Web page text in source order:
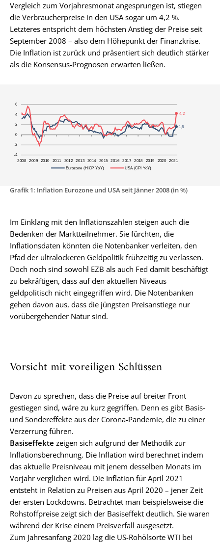
Vergleich zum Vorjahresmonat angesprungen ist, stiegen
die Verbraucherpreise in den USA sogar um 4,2 %.
Letzteres entspricht dem höchsten Anstieg der Preise seit
September 2008 – also dem Höhepunkt der Finanzkrise.
Die Inflation ist zurück und präsentiert sich deutlich stärker
als die Konsensus-Prognosen erwarten ließen.
Grafik 1: Inflation Eurozone und USA seit Jänner 2008 (in %)
Im Einklang mit den Inflationszahlen steigen auch die
Bedenken der Marktteilnehmer. Sie fürchten, die
Inflationsdaten könnten die Notenbanker verleiten, den
Pfad der ultralockeren Geldpolitik frühzeitig zu verlassen.
Doch noch sind sowohl EZB als auch Fed damit beschäftigt
zu bekräftigen, dass auf den aktuellen Niveaus
geldpolitisch nicht eingegriffen wird. Die Notenbanken
gehen davon aus, dass die jüngsten Preisanstiege nur
vorübergehender Natur sind.
Vorsicht mit voreiligen Schlüssen
Davon zu sprechen, dass die Preise auf breiter Front
gestiegen sind, wäre zu kurz gegriffen. Denn es gibt Basis-
und Sondereffekte aus der Corona-Pandemie, die zu einer
Verzerrung führen.
Basiseffekte zeigen sich aufgrund der Methodik zur
Inflationsberechnung. Die Inflation wird berechnet indem
das aktuelle Preisniveau mit jenem desselben Monats im
Vorjahr verglichen wird. Die Inflation für April 2021
entsteht in Relation zu Preisen aus April 2020 – jener Zeit
der ersten Lockdowns. Betrachtet man beispielsweise die
Rohstoffpreise zeigt sich der Basiseffekt deutlich. Sie waren
während der Krise einem Preisverfall ausgesetzt.
Zum Jahresanfang 2020 lag die US-Rohölsorte WTI bei